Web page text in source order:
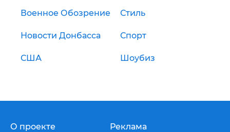
Военное Обозрение Стиль
Новости Донбасса Спорт
США Шоубиз
О проекте Реклама